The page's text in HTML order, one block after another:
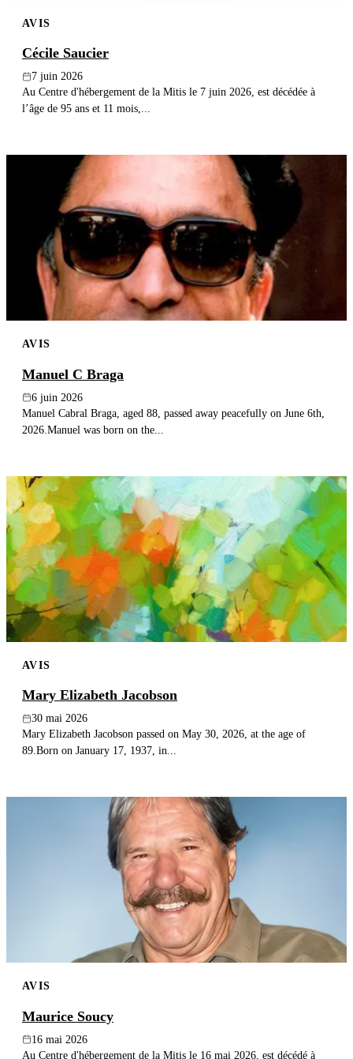
AVIS
Cécile Saucier
7 juin 2026
Au Centre d'hébergement de la Mitis le 7 juin 2026, est décédée à
l’âge de 95 ans et 11 mois,...
AVIS
Manuel C Braga
6 juin 2026
Manuel Cabral Braga, aged 88, passed away peacefully on June 6th,
2026.Manuel was born on the...
AVIS
Mary Elizabeth Jacobson
30 mai 2026
Mary Elizabeth Jacobson passed on May 30, 2026, at the age of
89.Born on January 17, 1937, in...
AVIS
Maurice Soucy
16 mai 2026
Au Centre d'hébergement de la Mitis le 16 mai 2026, est décédé à